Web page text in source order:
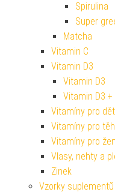
Spirulina
Super
Matcha
Vitamin C
Vitamin D3
Vitamin D3
Vitamin D3 +
Vitamíny pro
Vitamíny pro
Vitamíny pro
Vlasy, nehty a
Zinek
Vzorky suplementů